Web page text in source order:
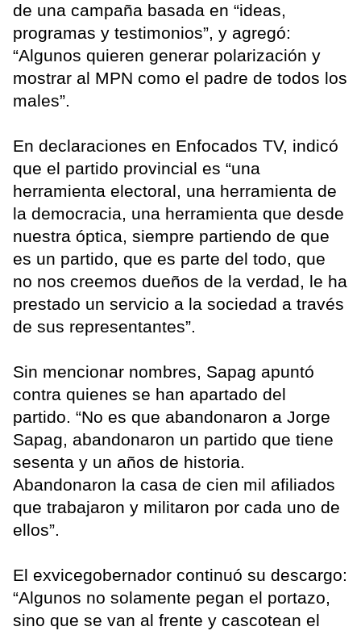
de una campaña basada en “ideas,
programas y testimonios”, y agregó:
“Algunos quieren generar polarización y
mostrar al MPN como el padre de todos los
males”.
En declaraciones en Enfocados TV, indicó
que el partido provincial es “una
herramienta electoral, una herramienta de
la democracia, una herramienta que desde
nuestra óptica, siempre partiendo de que
es un partido, que es parte del todo, que
no nos creemos dueños de la verdad, le ha
prestado un servicio a la sociedad a través
de sus representantes”.
Sin mencionar nombres, Sapag apuntó
contra quienes se han apartado del
partido. “No es que abandonaron a Jorge
Sapag, abandonaron un partido que tiene
sesenta y un años de historia.
Abandonaron la casa de cien mil afiliados
que trabajaron y militaron por cada uno de
ellos”.
El exvicegobernador continuó su descargo:
“Algunos no solamente pegan el portazo,
sino que se van al frente y cascotean el